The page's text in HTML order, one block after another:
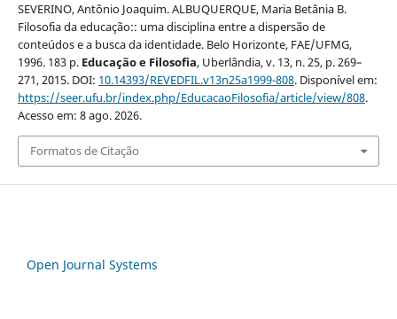
SEVERINO, Antônio Joaquim. ALBUQUERQUE, Maria Betânia B.
Filosofia da educação:: uma disciplina entre a dispersão de
conteúdos e a busca da identidade. Belo Horizonte, FAE/UFMG,
1996. 183 p. Educação e Filosofia, Uberlândia, v. 13, n. 25, p. 269–
271, 2015. DOI: 10.14393/REVEDFIL.v13n25a1999-808. Disponível em:
https://seer.ufu.br/index.php/EducacaoFilosofia/article/view/808.
Acesso em: 8 ago. 2026.
Formatos de Citação
Open Journal Systems